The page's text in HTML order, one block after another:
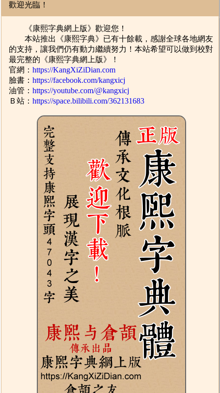
歡迎光臨！
《康熙字典網上版》歡迎您！
本站推出《康熙字典》已有十餘載，感謝全球各地網友
的支持，讓我們仍有動力繼續努力！本站希望可以做到校對
最完整的《康熙字典網上版》！
官網：https://KangXiZiDian.com
臉書：https://facebook.com/kangxicj
油管：https://youtube.com/@kangxicj
Ｂ站：https://space.bilibili.com/362131683